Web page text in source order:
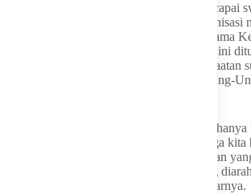
Demi memperkuat upaya Pemerintah mencapai
energi, Bahlil melakukan penyegaran organisasi
dan promosi Pejabat Pimpinan Tinggi Pratama
ESDM. Bahlil mengatakn Pemerintah saat ini
meningkatkan peran negara dalam pemanfaatan
alam, sesuai dengan amanat Pasal 33 Undang-
“Di Kementerian kita ini sebenarnya tidak hanya
berbicara tentang menerbitkan izin, tapi juga kita
mampu menerjemahkan kebijakan-kebijakan
diimplementasikan sesuai dengan apa yang
yang menjadi program Bapak presiden,”ujarnya.